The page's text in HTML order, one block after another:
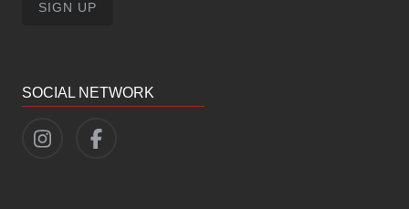
SOCIAL NETWORK